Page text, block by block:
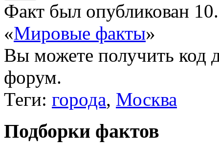
Факт был опубликован
«Мировые факты»
Вы можете получить код
форум.
Теги: города, Москва
Подборки фактов